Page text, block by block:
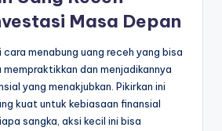
Masa Depan
menabung uang receh yang bisa
dan menjadikannya
yang menakjubkan. Pikirkan ini
kuat untuk kebiasaan finansial
sangka, aksi kecil ini bisa